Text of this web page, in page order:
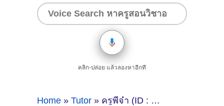
คลิก-ปล่อย แล้วลองหาอีกที
Home » Tutor » ครูพี่จ๋า (ID : 13229) สอนวิชาคณิตศาสตร์ ที่ชลบุรี